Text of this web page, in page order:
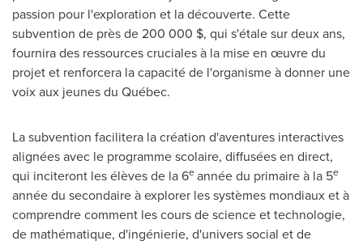
passion pour l'exploration et la découverte. Cette
subvention de près de 200 000 $, qui s'étale sur deux ans,
fournira des ressources cruciales à la mise en œuvre du
projet et renforcera la capacité de l'organisme à donner une
voix aux jeunes du Québec.
La subvention facilitera la création d'aventures interactives
alignées avec le programme scolaire, diffusées en direct,
qui inciteront les élèves de la 6eannée du primaire à la 5e
année du secondaire à explorer les systèmes mondiaux et à
comprendre comment les cours de science et technologie,
de mathématique, d'ingénierie, d'univers social et de